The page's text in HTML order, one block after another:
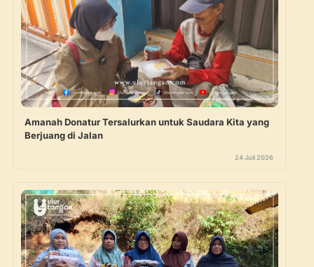
Amanah Donatur Tersalurkan untuk Saudara Kita yang
Berjuang di Jalan
24 Juli 2026